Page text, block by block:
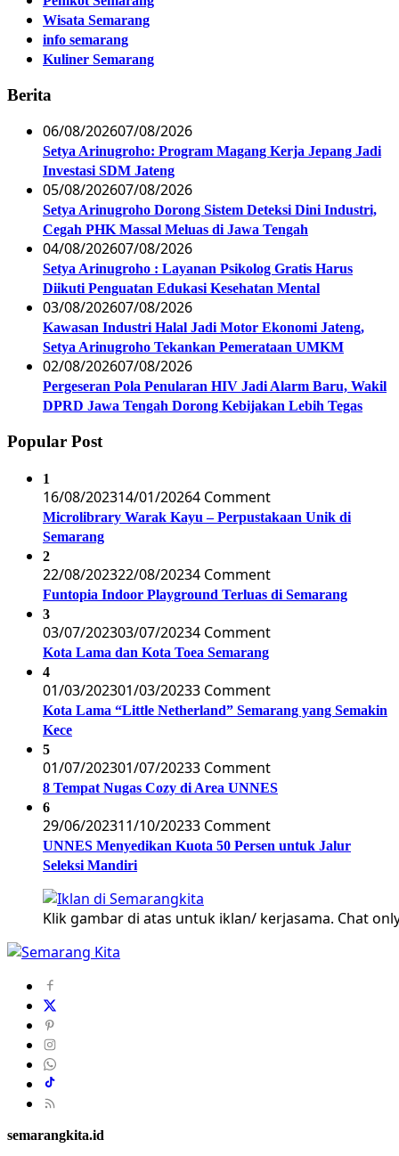
Wisata Semarang
info semarang
Kuliner Semarang
Berita
06/08/202607/08/2026
Setya Arinugroho: Program Magang Kerja Jepang Jadi
Investasi SDM Jateng
05/08/202607/08/2026
Setya Arinugroho Dorong Sistem Deteksi Dini Industri,
Cegah PHK Massal Meluas di Jawa Tengah
04/08/202607/08/2026
Setya Arinugroho : Layanan Psikolog Gratis Harus
Diikuti Penguatan Edukasi Kesehatan Mental
03/08/202607/08/2026
Kawasan Industri Halal Jadi Motor Ekonomi Jateng,
Setya Arinugroho Tekankan Pemerataan UMKM
02/08/202607/08/2026
Pergeseran Pola Penularan HIV Jadi Alarm Baru, Wakil
DPRD Jawa Tengah Dorong Kebijakan Lebih Tegas
Popular Post
1
16/08/202314/01/20264 Comment
Microlibrary Warak Kayu – Perpustakaan Unik di
Semarang
2
22/08/202322/08/20234 Comment
Funtopia Indoor Playground Terluas di Semarang
3
03/07/202303/07/20234 Comment
Kota Lama dan Kota Toea Semarang
4
01/03/202301/03/20233 Comment
Kota Lama “Little Netherland” Semarang yang Semakin
Kece
5
01/07/202301/07/20233 Comment
8 Tempat Nugas Cozy di Area UNNES
6
29/06/202311/10/20233 Comment
UNNES Menyedikan Kuota 50 Persen untuk Jalur
Seleksi Mandiri
Klik gambar di atas untuk iklan/ kerjasama. Chat
semarangkita.id